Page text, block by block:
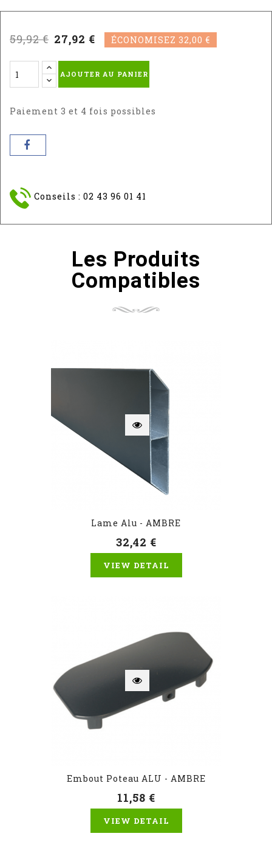
59,92 € 27,92 € ÉCONOMISEZ 32,00 €
AJOUTER AU PANIER
Paiement 3 et 4 fois possibles
Conseils : 02 43 96 01 41
Les Produits
Compatibles
Lame Alu - AMBRE
32,42 €
VIEW DETAIL
Embout Poteau ALU - AMBRE
11,58 €
VIEW DETAIL